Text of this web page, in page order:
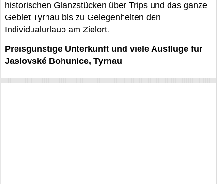
historischen Glanzstücken über Trips und das ganze
Gebiet Tyrnau bis zu Gelegenheiten den
Individualurlaub am Zielort.
Preisgünstige Unterkunft und viele Ausflüge für
Jaslovské Bohunice, Tyrnau